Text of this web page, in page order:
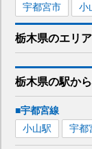
宇都宮市 小
栃木県のエリア
栃木県の駅から
■宇都宮線
小山駅 宇都